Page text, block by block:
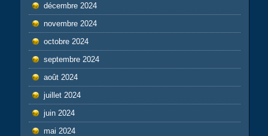
décembre 2024
novembre 2024
octobre 2024
septembre 2024
août 2024
juillet 2024
juin 2024
mai 2024